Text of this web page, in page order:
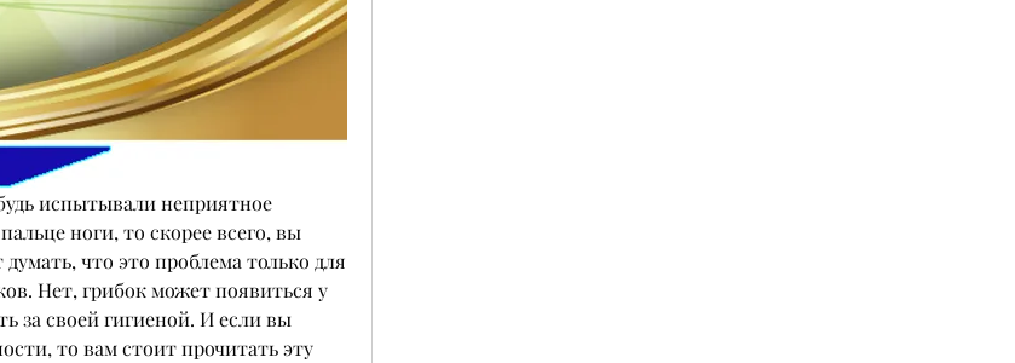
испытывали неприятное
ноги, то скорее всего, вы
что это проблема только для
Нет, грибок может появиться у
за своей гигиеной. И если вы
то вам стоит прочитать эту